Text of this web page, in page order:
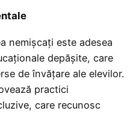
nemișcați este adesea
depășite, care
de învățare ale elevilor.
practici
care recunosc